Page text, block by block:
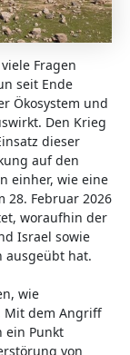
Fragen
seit Ende
Ökosystem und
Den Krieg
dieser
auf den
einher, wie eine
28. Februar 2026
woraufhin der
Israel sowie
ausgeübt hat.
wie
Mit dem Angriff
ein Punkt
von